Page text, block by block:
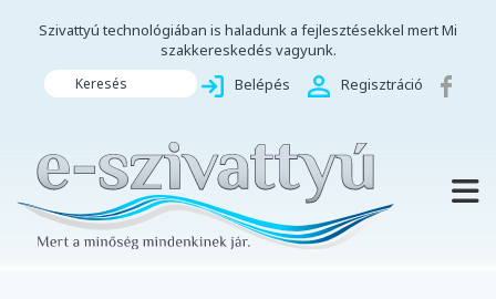
Szivattyú technológiában is haladunk a fejlesztésekkel mert Mi
szakkereskedés vagyunk.
Keresés Belépés Regisztráció